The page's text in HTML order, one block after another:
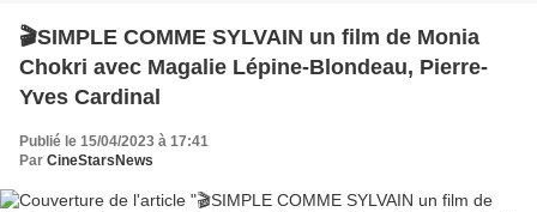
🎬SIMPLE COMME SYLVAIN un film de Monia
Chokri avec Magalie Lépine-Blondeau, Pierre-
Yves Cardinal
Publié le 15/04/2023 à 17:41
Par CineStarsNews